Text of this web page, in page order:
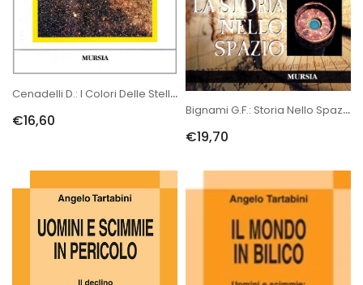
Cenadelli D.: I Colori Delle Stelle (con Allegato CD-Rom)
€16,60
Bignami G.F.: Storia Nello Spazio
€19,70